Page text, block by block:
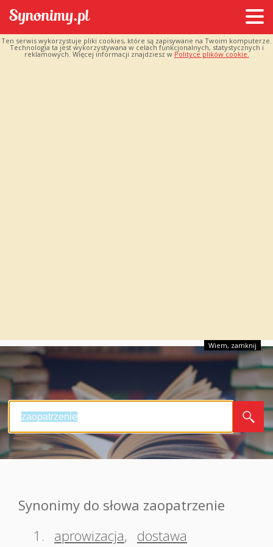
Ten serwis wykorzystuje pliki cookies, które są zapisywane na Twoim komputerze.
Technologia ta jest wykorzystywana w celach funkcjonalnych, statystycznych i
reklamowych. Więcej informacji znajdziesz w Polityce plików cookie.
Wiem, zamknij
Synonimy do słowa zaopatrzenie
1.
aprowizacja, dostawa